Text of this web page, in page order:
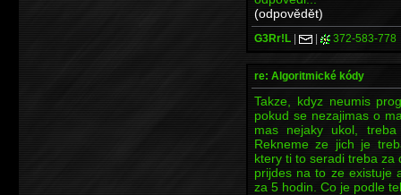
(odpovědět)
G3Rr!L | | 372-583-778
re: Algoritmické kódy
Takze, kdyz neumis
pokud se nezajimas o
mas nejaky ukol,
Rekneme ze jich je
ktery ti to seradi treba za
prijdes na to ze existuje
za 5 hodin. Co je podle